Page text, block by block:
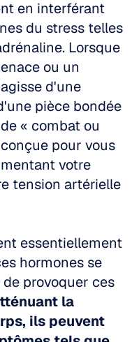
en interférant
du stress telles
Lorsque
ou un
d'une
pièce bondée
« combat ou
pour vous
votre
tension artérielle
essentiellement
hormones se
provoquer ces
la
ils peuvent